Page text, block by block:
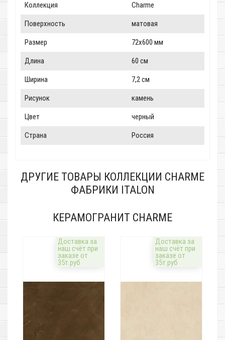
Коллекция Charme
Поверхность матовая
Размер 72x600 мм
Длина 60 см
Ширина 7,2 см
Рисунок камень
Цвет черный
Страна Россия
ДРУГИЕ ТОВАРЫ КОЛЛЕКЦИИ CHARME
ФАБРИКИ ITALON
КЕРАМОГРАНИТ CHARME
Доставка за
наш счёт при
заказе от
35т.руб
Доставка за
наш счёт при
заказе от
35т.руб